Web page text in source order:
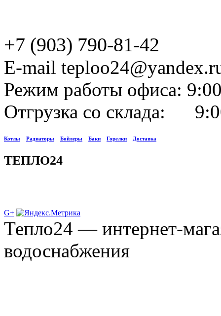
+7 (903) 790-81-42
E-mail
Режим работы офиса:
Отгрузка со склада:
Котлы Радиаторы Бойлеры Баки Горелки Доставка
ТЕПЛО24
G+
Тепло24 — интернет-
водоснабжения